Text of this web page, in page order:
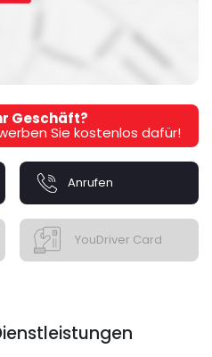
Geschäft?
Sie kostenlos dafür!
Anrufen
YouDriver Card